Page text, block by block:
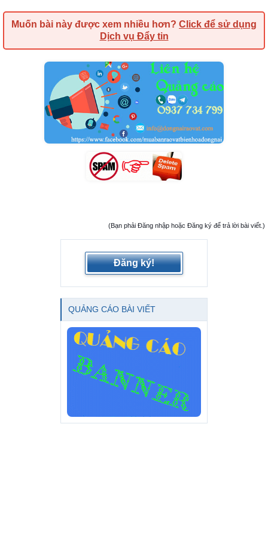
Muốn bài này được xem nhiều hơn? Click để sử dụng
Dịch vụ Đẩy tin
(Bạn phải Đăng nhập hoặc Đăng ký để trả lời bài viết.)
Đăng ký!
QUẢNG CÁO BÀI VIẾT